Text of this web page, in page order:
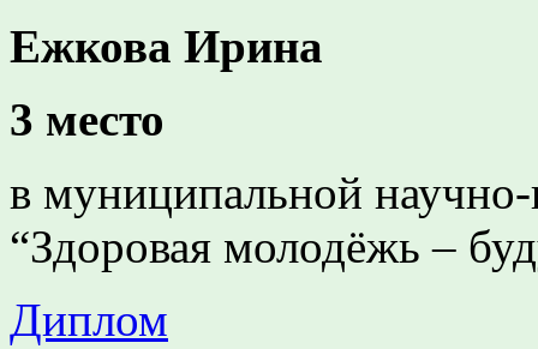
Ежкова Ирина
3 место
в муниципальной
“Здоровая молодёжь –
Диплом